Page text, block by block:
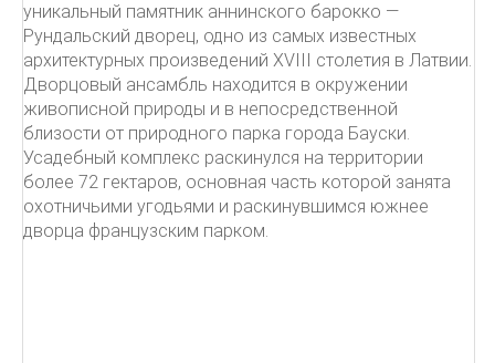
уникальный памятник аннинского барокко —
Рундальский дворец, одно из самых известных
архитектурных произведений XVIII столетия в Латвии.
Дворцовый ансамбль находится в окружении
живописной природы и в непосредственной
близости от природного парка города Бауски.
Усадебный комплекс раскинулся на территории
более 72 гектаров, основная часть которой занята
охотничьими угодьями и раскинувшимся южнее
дворца французским парком.